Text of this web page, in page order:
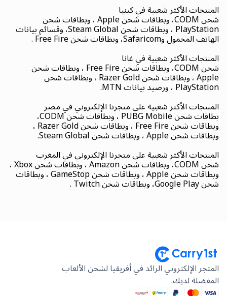
المنتجات الأكثر شعبية في كينيا
شحن CODM، وبطاقات شحن Apple ، وبطاقات شحن
PlayStation ، وبطاقات شحن Steam Global، وقسائم بيانات
الهاتف المحمول وSafaricom، وبطاقات شحن Free Fire .
المنتجات الأكثر شعبية في غانا
شحن CODM، وبطاقات شحن Free Fire ، وبطاقات شحن
Apple ، وبطاقات شحن Razer Gold ، وبطاقات شحن
PlayStation ، ورصيد بيانات MTN.
المنتجات الأكثر شعبية على متجرنا الإلكتروني في مصر
بطاقات شحن PUBG Mobile ، وبطاقات شحن CODM،
وبطاقات شحن Free Fire ، وبطاقات شحن Razer Gold ،
وبطاقات شحن Apple ، وبطاقات شحن Steam Global.
المنتجات الأكثر شعبية على متجرنا الإلكتروني في المغرب
شحن CODM، وبطاقات شحن Amazon ، وبطاقات شحن Xbox ،
وبطاقات شحن Apple ، وبطاقات شحن GameStop ، وبطاقات
شحن Google Play، وبطاقات شحن Twitch .
المتجر الإلكتروني الرائد في أفريقيا لشحن الألعاب
المفضلة لديك.